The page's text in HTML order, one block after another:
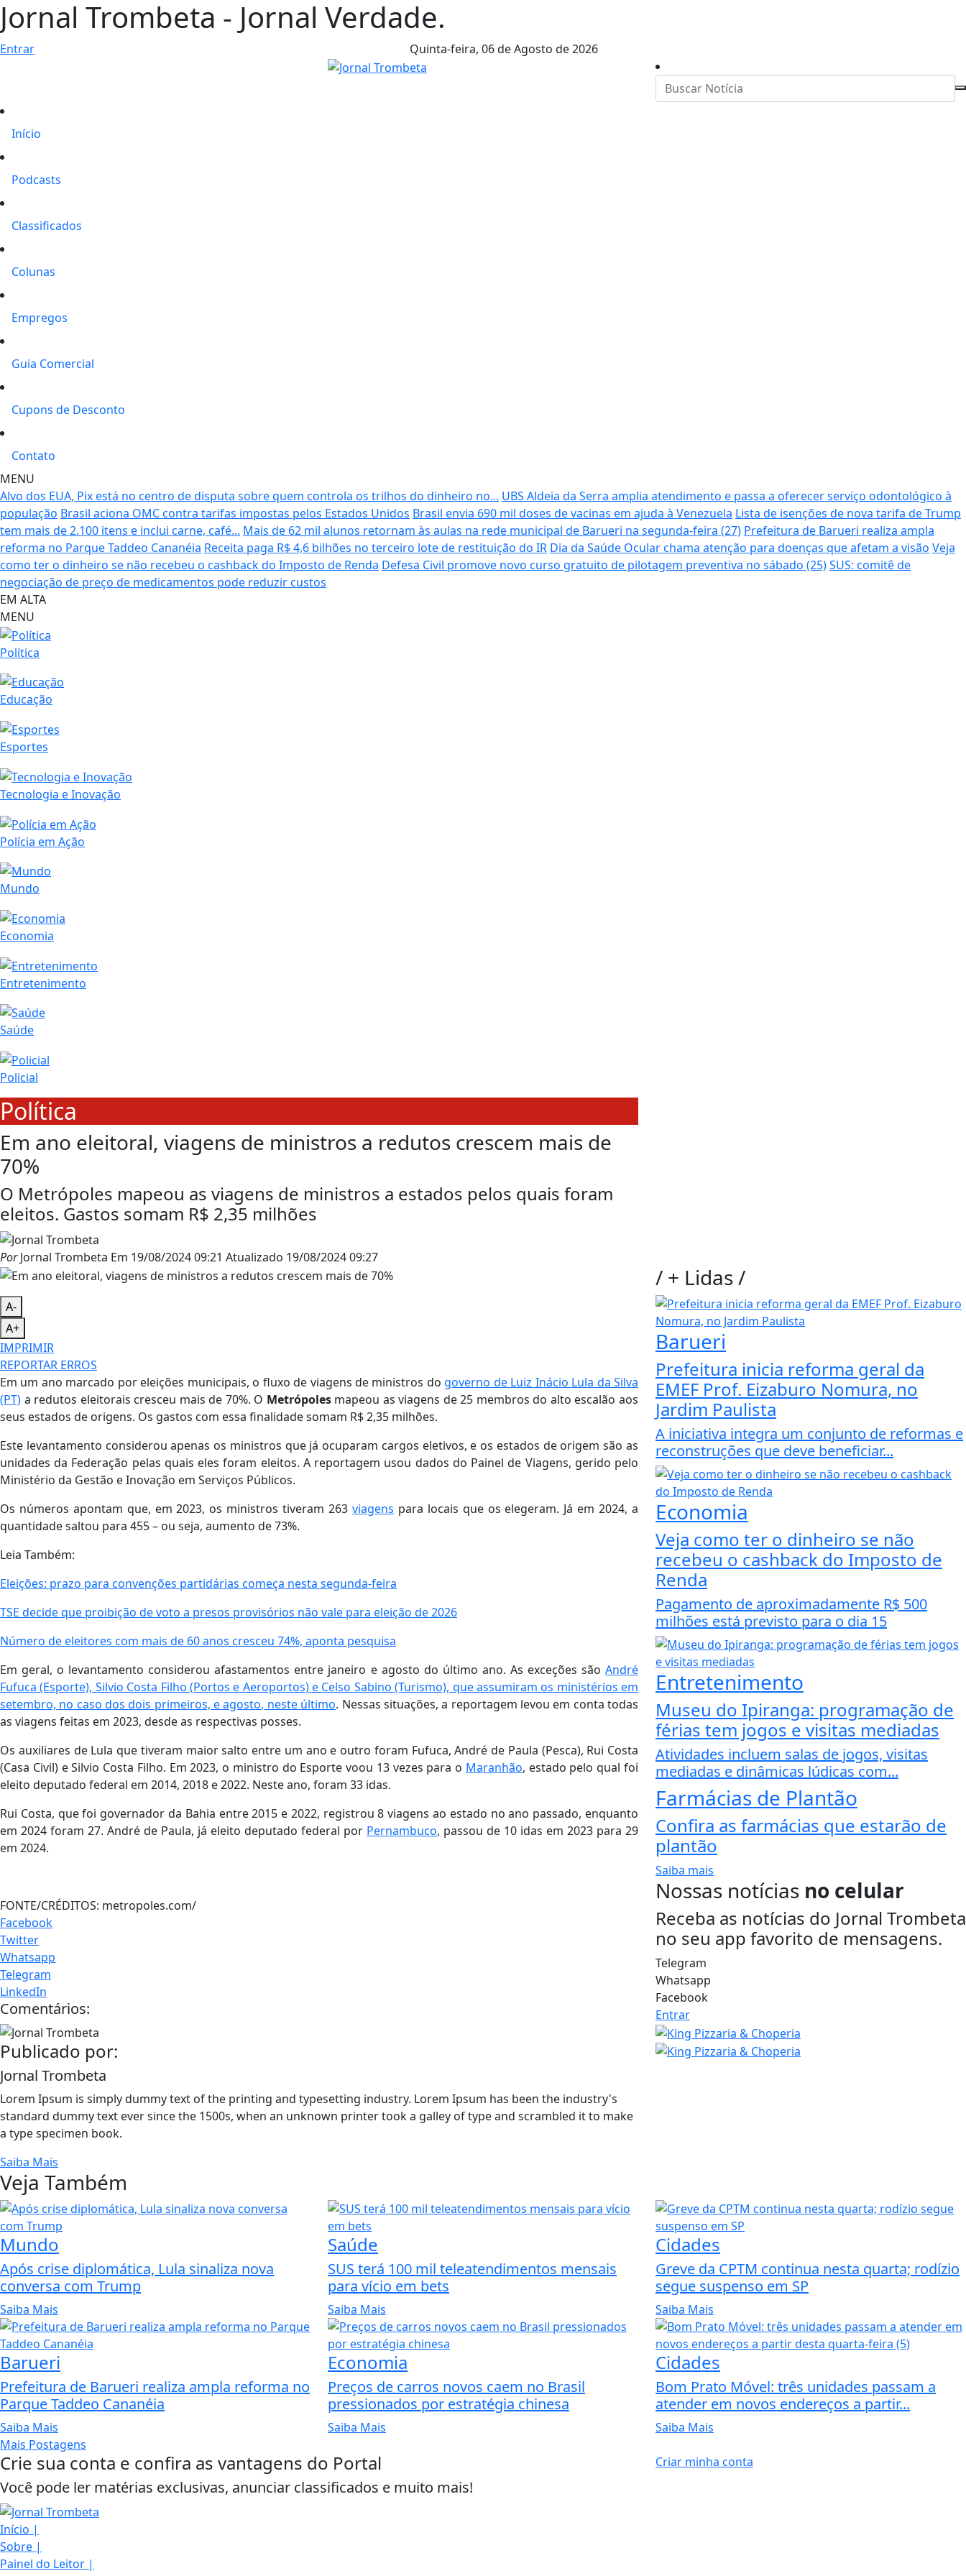
Jornal Trombeta - Jornal Verdade.
Entrar Quinta-feira, 06 de Agosto de 2026
Início
Podcasts
Classificados
Colunas
Empregos
Guia Comercial
Cupons de Desconto
Contato
MENU
Alvo dos EUA, Pix está no centro de disputa sobre quem controla os trilhos do dinheiro no... UBS Aldeia da Serra amplia atendimento e passa a oferecer serviço odontológico à
população Brasil aciona OMC contra tarifas impostas pelos Estados Unidos Brasil envia 690 mil doses de vacinas em ajuda à Venezuela Lista de isenções de nova tarifa de Trump
tem mais de 2.100 itens e inclui carne, café... Mais de 62 mil alunos retornam às aulas na rede municipal de Barueri na segunda-feira (27) Prefeitura de Barueri realiza ampla
reforma no Parque Taddeo Cananéia Receita paga R$ 4,6 bilhões no terceiro lote de restituição do IR Dia da Saúde Ocular chama atenção para doenças que afetam a visão Veja
como ter o dinheiro se não recebeu o cashback do Imposto de Renda Defesa Civil promove novo curso gratuito de pilotagem preventiva no sábado (25)SUS: comitê de
negociação de preço de medicamentos pode reduzir custos
EM ALTA
MENU
Política
Educação
Esportes
Tecnologia e Inovação
Polícia em Ação
Mundo
Economia
Entretenimento
Saúde
Policial
Política
Em ano eleitoral, viagens de ministros a redutos crescem mais de
70%
O Metrópoles mapeou as viagens de ministros a estados pelos quais foram
eleitos. Gastos somam R$ 2,35 milhões
PorJornal Trombeta Em 19/08/2024 09:21 Atualizado 19/08/2024 09:27
A-
A+
IMPRIMIR
REPORTAR ERROS
Em um ano marcado por eleições municipais, o fluxo de viagens de ministros do governo de Luiz Inácio Lula da Silva
(PT) a redutos eleitorais cresceu mais de 70%. O Metrópolesmapeou as viagens de 25 membros do alto escalão aos
seus estados de origens. Os gastos com essa finalidade somam R$ 2,35 milhões.
Este levantamento considerou apenas os ministros que já ocuparam cargos eletivos, e os estados de origem são as
unidades da Federação pelas quais eles foram eleitos. A reportagem usou dados do Painel de Viagens, gerido pelo
Ministério da Gestão e Inovação em Serviços Públicos.
Os números apontam que, em 2023, os ministros tiveram263 viagens para locais que os elegeram. Já em 2024, a
quantidade saltou para 455 – ou seja, aumento de 73%.
Leia Também:
Eleições: prazo para convenções partidárias começa nesta segunda-feira
TSE decide que proibição de voto a presos provisórios não vale para eleição de 2026
Número de eleitores com mais de 60 anos cresceu 74%, aponta pesquisa
Em geral, o levantamento considerou afastamentos entre janeiro e agosto do último ano. As exceções são André
Fufuca (Esporte), Silvio Costa Filho (Portos e Aeroportos) e Celso Sabino (Turismo), que assumiram os ministérios em
setembro, no caso dos dois primeiros, e agosto, neste último. Nessas situações, a reportagem levou em conta todas
as viagens feitas em 2023, desde as respectivas posses.
Os auxiliares de Lula que tiveram maior salto entre um ano e outro foram Fufuca, André de Paula (Pesca), Rui Costa
(Casa Civil) e Silvio Costa Filho. Em 2023, o ministro do Esporte voou 13 vezes para o Maranhão, estado pelo qual foi
eleito deputado federal em 2014, 2018 e 2022. Neste ano, foram 33 idas.
Rui Costa, que foi governador da Bahia entre 2015 e 2022, registrou 8 viagens ao estado no ano passado, enquanto
em 2024 foram 27. André de Paula, já eleito deputado federal por Pernambuco, passou de 10 idas em 2023 para 29
em 2024.
FONTE/CRÉDITOS: metropoles.com/
Facebook
Twitter
Whatsapp
Telegram
LinkedIn
Comentários:
Publicado por:
Jornal Trombeta
Lorem Ipsum is simply dummy text of the printing and typesetting industry. Lorem Ipsum has been the industry's
standard dummy text ever since the 1500s, when an unknown printer took a galley of type and scrambled it to make
a type specimen book.
Saiba Mais
/ + Lidas/
Barueri
Prefeitura inicia reforma geral da
EMEF Prof. Eizaburo Nomura, no
Jardim Paulista
A iniciativa integra um conjunto de reformas e
reconstruções que deve beneficiar...
Economia
Veja como ter o dinheiro se não
recebeu o cashback do Imposto de
Renda
Pagamento de aproximadamente R$ 500
milhões está previsto para o dia 15
Entretenimento
Museu do Ipiranga: programação de
férias tem jogos e visitas mediadas
Atividades incluem salas de jogos, visitas
mediadas e dinâmicas lúdicas com...
Farmácias de Plantão
Confira as farmácias que estarão de
plantão
Saiba mais
Nossas notícias no celular
Receba as notícias do Jornal Trombeta
no seu app favorito de mensagens.
Telegram
Whatsapp
Facebook
Entrar
Veja Também
Mundo
Após crise diplomática, Lula sinaliza nova
conversa com Trump
Saiba Mais
Saúde
SUS terá 100 mil teleatendimentos mensais
para vício em bets
Saiba Mais
Cidades
Greve da CPTM continua nesta quarta; rodízio
segue suspenso em SP
Saiba Mais
Barueri
Prefeitura de Barueri realiza ampla reforma no
Parque Taddeo Cananéia
Saiba Mais
Economia
Preços de carros novos caem no Brasil
pressionados por estratégia chinesa
Saiba Mais
Cidades
Bom Prato Móvel: três unidades passam a
atender em novos endereços a partir...
Saiba Mais
Mais Postagens
Crie sua conta e confira as vantagens do Portal
Você pode ler matérias exclusivas, anunciar classificados e muito mais!
Criar minha conta
Início |
Sobre |
Painel do Leitor |